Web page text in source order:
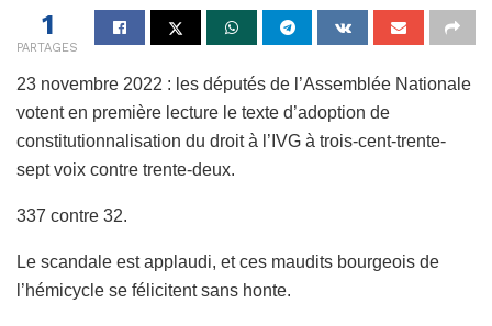
1
PARTAGES
23 novembre 2022 : l es députés de l’Assemblée Nationale
votent en première lecture le texte d’adoption de
constitutionnalisation du droit à l’IVG à trois-cent-trente-
sept voix contre trente-deux.
337 contre 32.
Le scandale est applaudi, et ces maudits bourgeois de
l’hémicycle se félicitent sans honte.